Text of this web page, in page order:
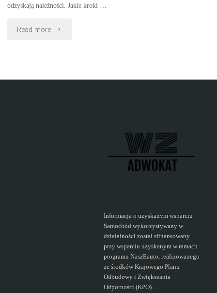
odzyskają należności. Jakie kroki …
Read more "Skuteczne
Informacja o uzyskanym wsparciu
Samochód wykorzystywany w
działalności został sfinansowany
przy wsparciu uzyskanym w ramach
programu NaszEauto, realizowanego
ze środków Krajowego Planu
Odbudowy i Zwiększania
Odporności (KPO).